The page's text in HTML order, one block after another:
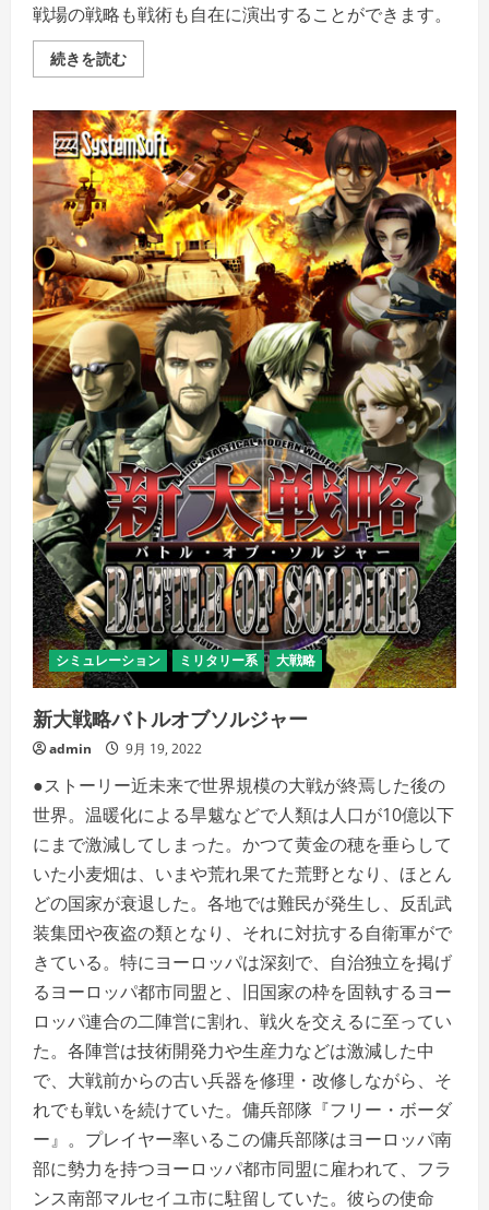
戦場の戦略も戦術も自在に演出することができます。
続きを読むキ
ャ
ー
ン
版
大
戦
略
II
の
詳
細
を
ご
覧
く
だ
さ
い
シミュレーション ミリタリー系 大戦略
新大戦略バトルオブソルジャー
admin 9月 19, 2022
●ストーリー近未来で世界規模の大戦が終焉した後の
世界。温暖化による旱魃などで人類は人口が10億以下
にまで激減してしまった。かつて黄金の穂を垂らして
いた小麦畑は、いまや荒れ果てた荒野となり、ほとん
どの国家が衰退した。各地では難民が発生し、反乱武
装集団や夜盗の類となり、それに対抗する自衛軍がで
きている。特にヨーロッパは深刻で、自治独立を掲げ
るヨーロッパ都市同盟と、旧国家の枠を固執するヨー
ロッパ連合の二陣営に割れ、戦火を交えるに至ってい
た。各陣営は技術開発力や生産力などは激減した中
で、大戦前からの古い兵器を修理・改修しながら、そ
れでも戦いを続けていた。傭兵部隊『フリー・ボーダ
ー』。プレイヤー率いるこの傭兵部隊はヨーロッパ南
部に勢力を持つヨーロッパ都市同盟に雇われて、フラ
ンス南部マルセイユ市に駐留していた。彼らの使命